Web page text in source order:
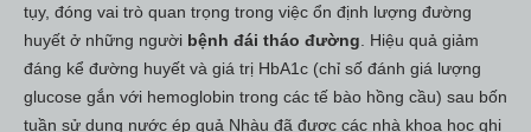
tụy, đóng vai trò quan trọng trong việc ổn định lượng đường
huyết ở những người bệnh đái tháo đường . Hiệu quả giảm
đáng kể đường huyết và giá trị HbA1c (chỉ số đánh giá lượng
glucose gắn với hemoglobin trong các tế bào hồng cầu) sau bốn
tuần sử dụng nước ép quả Nhàu đã được các nhà khoa học ghi